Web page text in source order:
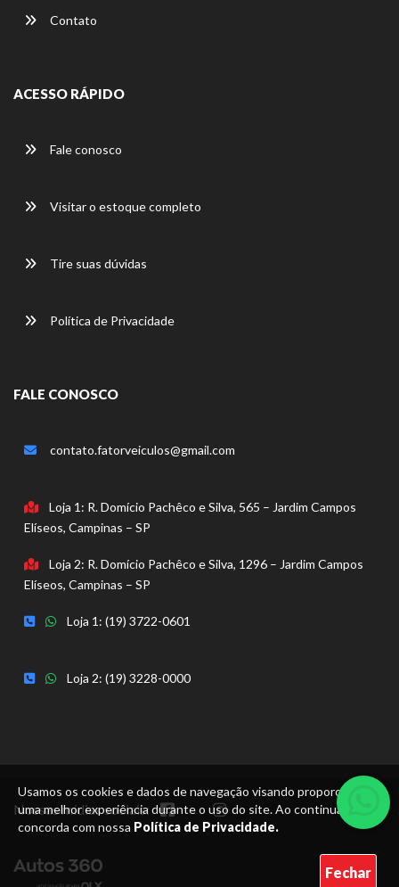
Usamos os cookies e dados de navegação visando proporcionar
uma melhor experiência durante o uso do site. Ao continuar, você
concorda com nossa Política de Privacidade.
Fechar
Contato
ACESSO RÁPIDO
Fale conosco
Visitar o estoque completo
Tire suas dúvidas
Política de Privacidade
FALE CONOSCO
contato.fatorveiculos@gmail.com
Loja 1: R. Domício Pachêco e Silva, 565 – Jardim Campos
Elíseos, Campinas – SP
Loja 2: R. Domício Pachêco e Silva, 1296 – Jardim Campos
Elíseos, Campinas – SP
Loja 1: (19) 3722-0601
Loja 2: (19) 3228-0000
Nossas mídias sociais: